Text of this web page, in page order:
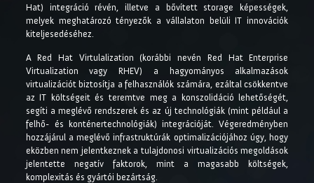
Hat) integráció révén, illetve a bővített storage képességek,
melyek meghatározó tényezők a vállalaton belüli IT innovációk
kiteljesedéséhez.
A Red Hat Virtulalization (korábbi nevén Red Hat Enterprise
Virtualization vagy RHEV) a hagyományos alkalmazások
virtualizációt biztosítja a felhasználók számára, ezáltal csökkentve
az IT költségeit és teremtve meg a konszolidáció lehetőségét,
segíti a meglévő rendszerek és az új technológiák (mint például a
felhő- és konténertechnológiák) integrációját. Végeredményben
hozzájárul a meglévő infrastruktúrák optimalizációjához úgy, hogy
eközben nem jelentkeznek a tulajdonosi virtualizációs megoldások
jelentette negatív faktorok, mint a magasabb költségek,
komplexitás és gyártói bezártság.